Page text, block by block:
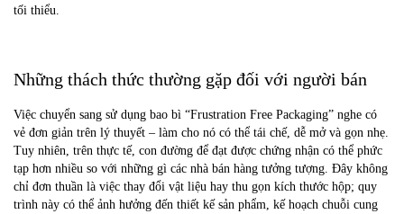
tối thiểu.
Những thách thức thường gặp đối với người bán
Việc chuyển sang sử dụng bao bì “Frustration Free Packaging” nghe có
vẻ đơn giản trên lý thuyết – làm cho nó có thể tái chế, dễ mở và gọn nhẹ.
Tuy nhiên, trên thực tế, con đường để đạt được chứng nhận có thể phức
tạp hơn nhiều so với những gì các nhà bán hàng tưởng tượng. Đây không
chỉ đơn thuần là việc thay đổi vật liệu hay thu gọn kích thước hộp; quy
trình này có thể ảnh hưởng đến thiết kế sản phẩm, kế hoạch chuỗi cung